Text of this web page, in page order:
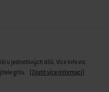
u jednotlivých dílů. Více info viz.
grilu. (Zjistit více informací)